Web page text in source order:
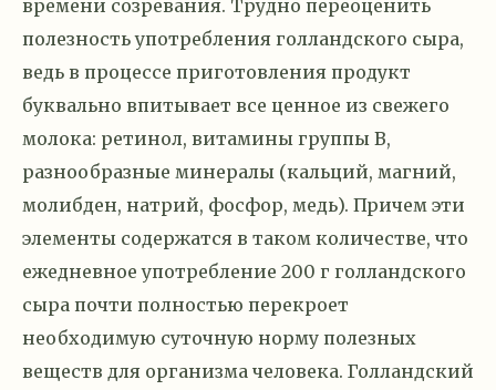
времени созревания. Трудно переоценить
полезность употребления голландского сыра,
ведь в процессе приготовления продукт
буквально впитывает все ценное из свежего
молока: ретинол, витамины группы В,
разнообразные минералы (кальций, магний,
молибден, натрий, фосфор, медь). Причем эти
элементы содержатся в таком количестве, что
ежедневное употребление 200 г голландского
сыра почти полностью перекроет
необходимую суточную норму полезных
веществ для организма человека. Голландский